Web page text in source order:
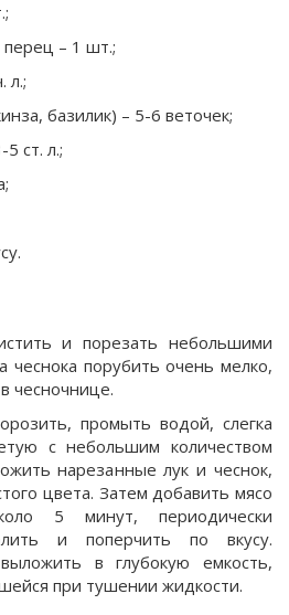
перец – 1 шт.;
л.;
базилик) – 5-6 веточек;
ст. л.;
и порезать небольшими
чеснока порубить очень мелко,
чесночнице.
промыть водой, слегка
с небольшим количеством
нарезанные лук и чеснок,
цвета. Затем добавить мясо
5 минут, периодически
и поперчить по вкусу.
в глубокую емкость,
при тушении жидкости.